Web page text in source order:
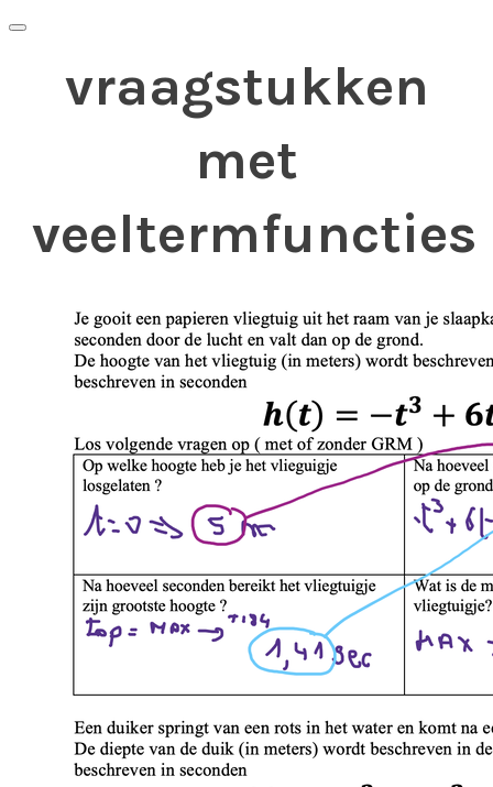
vraagstukken
met
veeltermfuncties